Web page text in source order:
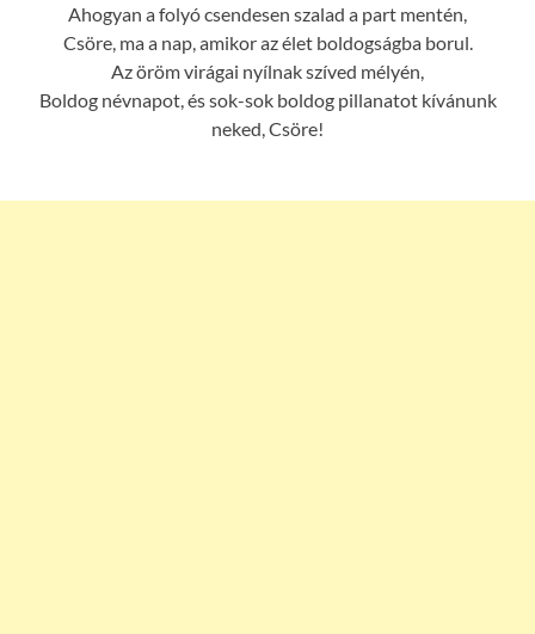
Ahogyan a folyó csendesen szalad a part mentén,
Csöre, ma a nap, amikor az élet boldogságba borul.
Az öröm virágai nyílnak szíved mélyén,
Boldog névnapot, és sok-sok boldog pillanatot kívánunk
neked, Csöre!